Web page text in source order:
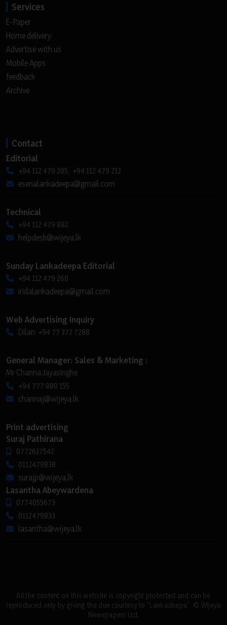
Services
E-Paper
Home delivery
Advertise with us
Mobile Apps
feedback
Archive
Contact
Editorial
+94 112 479 205, +94 112 479 212
esenalankadeepa@gmail.com
Technical
+94 112 479 882
helpdesk@wijeya.lk
Sunday Lankadeepa Editorial
+94 112 479 260
iridalankadeepa@gmail.com
Web Advertising Inquiry
Dilan: +94 77 372 7288
General Manager: Sales & Marketing :
Mr Channa Jayasinghe
+94 777 880 155
channaj@wijeya.lk
Print advertising
Suraj Pathirana
0772617542
0112479838
surajp@wijeya.lk
Lasantha Abeywardena
0774055673
0112479833
lasantha@wijeya.lk
All the content on this website is copyright protected and can be
reproduced only by giving the due courtesy to “Lankadeepa”. © Wijeya
Newspapers Ltd.